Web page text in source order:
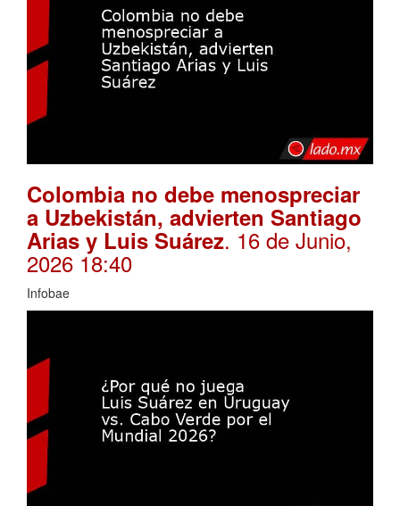
Colombia no debe menospreciar
a Uzbekistán, advierten Santiago
Arias y Luis Suárez. 16 de Junio,
2026 18:40
Infobae